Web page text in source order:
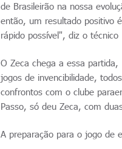
de Brasileirão na nossa
então, um resultado positivo
rápido possível", diz o
O Zeca chega a essa
jogos de invencibilidade,
confrontos com o clube
Passo, só deu Zeca, com
A preparação para o jogo de